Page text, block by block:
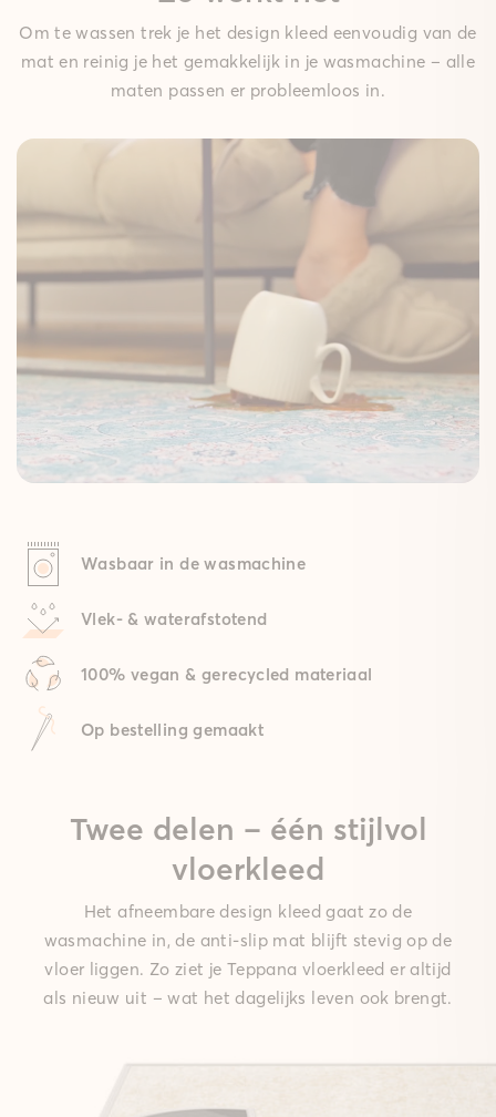
Om te wassen trek je het design kleed eenvoudig van de
mat en reinig je het gemakkelijk in je wasmachine – alle
maten passen er probleemloos in.
Wasbaar in de wasmachine
Vlek- & waterafstotend
100% vegan & gerecycled materiaal
Op bestelling gemaakt
Twee delen – één stijlvol
vloerkleed
Het afneembare design kleed gaat zo de
wasmachine in, de anti-slip mat blijft stevig op de
vloer liggen. Zo ziet je Teppana vloerkleed er altijd
als nieuw uit – wat het dagelijks leven ook brengt.